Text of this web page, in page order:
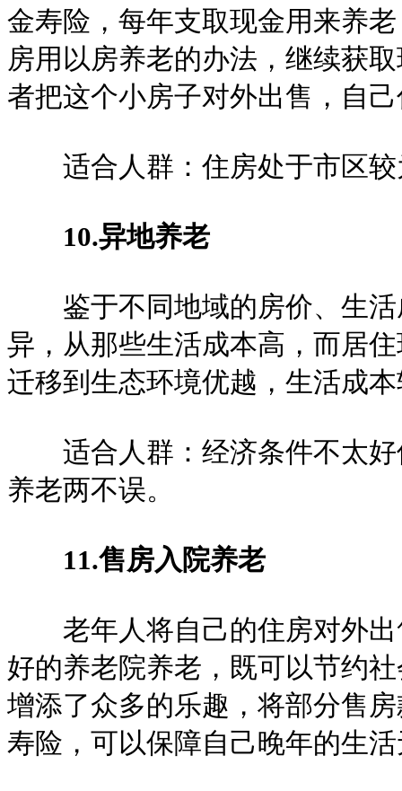
金寿险，每年支取现金用来养
房用以房养老的办法，继续获
者把这个小房子对外出售，自
适合人群：住房处于市区较
10.异地养老
鉴于不同地域的房价、生活
异，从那些生活成本高，而居
迁移到生态环境优越，生活成
适合人群：经济条件不太好
养老两不误。
11.售房入院养老
老年人将自己的住房对外出
好的养老院养老，既可以节约
增添了众多的乐趣，将部分售
寿险，可以保障自己晚年的生